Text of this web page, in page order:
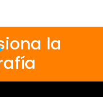
la